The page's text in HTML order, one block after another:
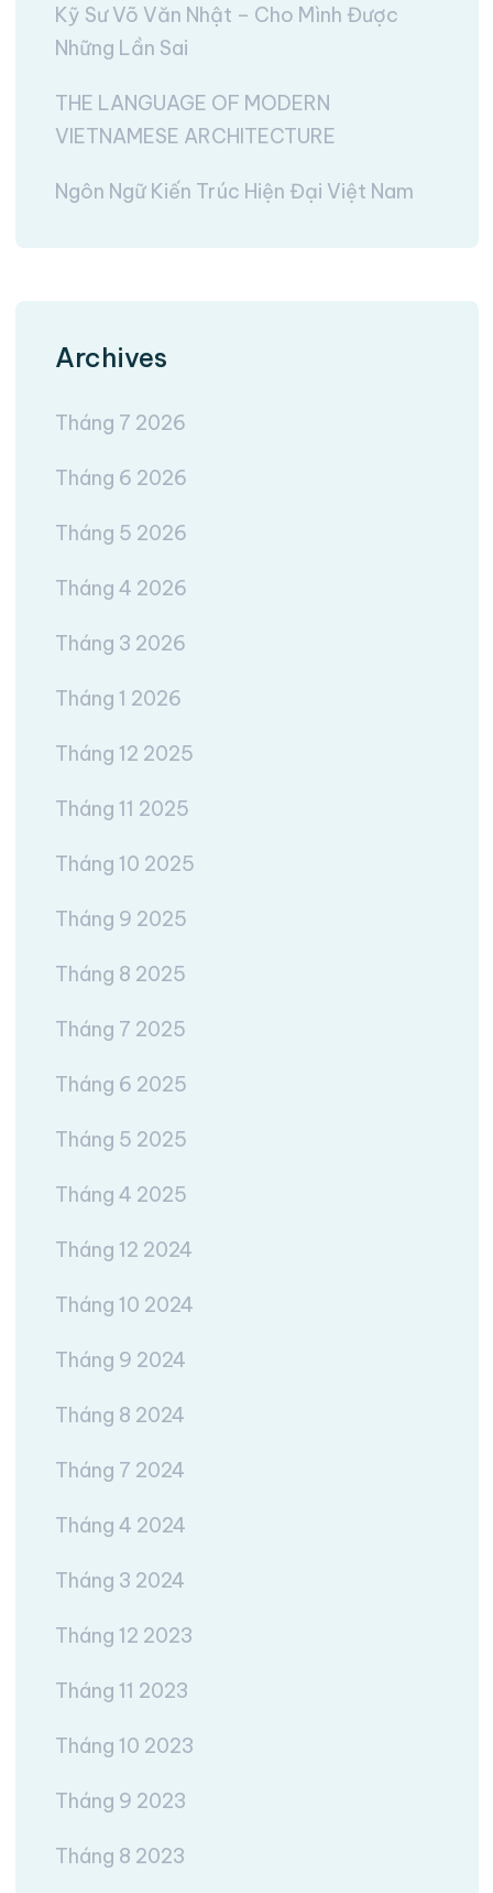
Kỹ Sư Võ Văn Nhật – Cho Mình Được
Những Lần Sai
THE LANGUAGE OF MODERN
VIETNAMESE ARCHITECTURE
Ngôn Ngữ Kiến Trúc Hiện Đại Việt Nam
Archives
Tháng 7 2026
Tháng 6 2026
Tháng 5 2026
Tháng 4 2026
Tháng 3 2026
Tháng 1 2026
Tháng 12 2025
Tháng 11 2025
Tháng 10 2025
Tháng 9 2025
Tháng 8 2025
Tháng 7 2025
Tháng 6 2025
Tháng 5 2025
Tháng 4 2025
Tháng 12 2024
Tháng 10 2024
Tháng 9 2024
Tháng 8 2024
Tháng 7 2024
Tháng 4 2024
Tháng 3 2024
Tháng 12 2023
Tháng 11 2023
Tháng 10 2023
Tháng 9 2023
Tháng 8 2023